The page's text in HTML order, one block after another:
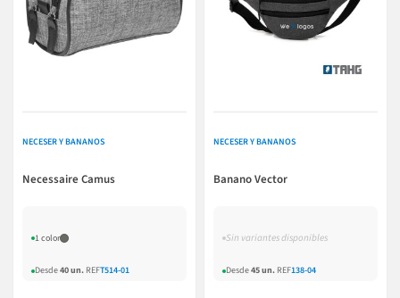
NECESER Y BANANOS
Necessaire Camus
1 color
Desde40 un. REFT514-01
NECESER Y BANANOS
Banano Vector
Sin variantes disponibles
Desde45 un. REF138-04